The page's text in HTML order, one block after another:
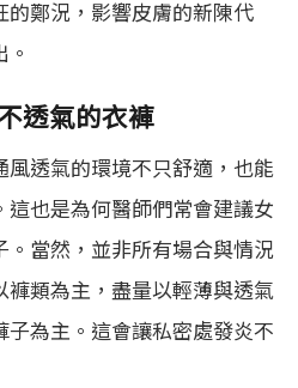
鄭況，影響皮膚的新陳代
透氣的衣褲
透氣的環境不只舒適，也能
也是為何醫師們常會建議女
當然，並非所有場合與情況
類為主，盡量以輕薄與透氣
為主。這會讓私密處發炎不